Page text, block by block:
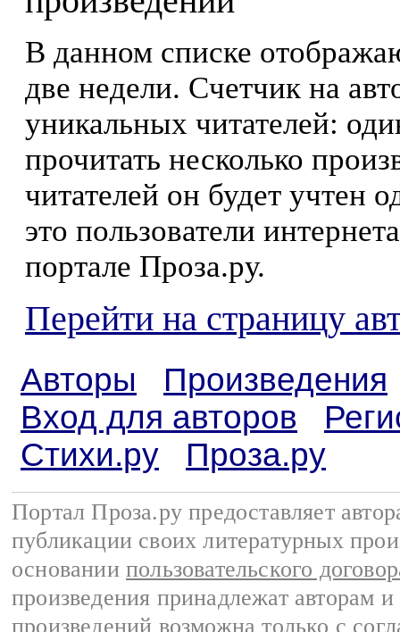
В данном списке
две недели. Счетчик на
уникальных читателей:
прочитать несколько
читателей он будет учтен
это пользователи
портале Проза.ру.
Перейти на страницу
Авторы
Произведения
Вход для авторов
Стихи.ру
Проза.ру
Портал Проза.ру предоставляет
публикации своих литературных
основании пользовательского
произведения принадлежат авторам
произведений возможна только с